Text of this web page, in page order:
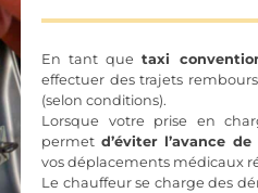
En tant quetaxi
effectuer des trajets
(selon conditions).
Lorsque votre prise en
permet d’éviter l’avance
vos déplacements médicaux
Le chauffeur se charge des